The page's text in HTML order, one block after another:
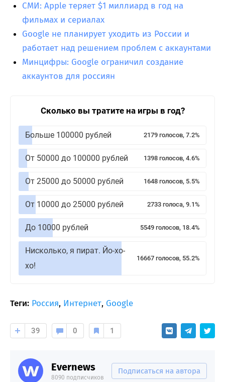
СМИ: Apple теряет $1 миллиард в год на
фильмах и сериалах
Google не планирует уходить из России и
работает над решением проблем с аккаунтами
Минцифры: Google ограничил создание
аккаунтов для россиян
Сколько вы тратите на игры в год?
Больше 100000 рублей 2179 голосов, 7.2%
От 50000 до 100000 рублей 1398 голосов, 4.6%
От 25000 до 50000 рублей 1648 голосов, 5.5%
От 10000 до 25000 рублей 2733 голоса, 9.1%
До 10000 рублей 5549 голосов, 18.4%
Нисколько, я пират. Йо-хо-
хо!
16667 голосов, 55.2%
Теги: Россия, Интернет, Google
39 0 1
Evernews
8090 подписчиков
Подписаться на автора